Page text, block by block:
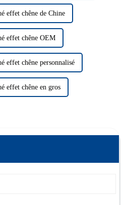
effet chêne de Chine
effet chêne OEM
effet chêne personnalisé
effet chêne en gros